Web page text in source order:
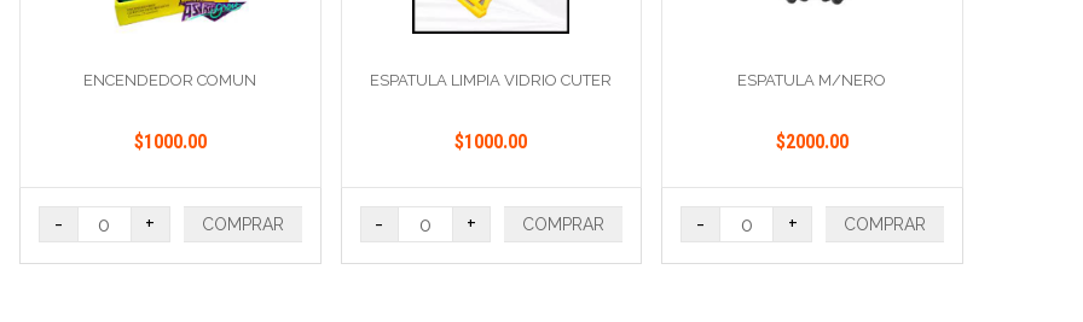
ENCENDEDOR COMUN
$1000.00
- + COMPRAR
ESPATULA LIMPIA VIDRIO CUTER
$1000.00
- + COMPRAR
ESPATULA M/NERO
$2000.00
- + COMPRAR